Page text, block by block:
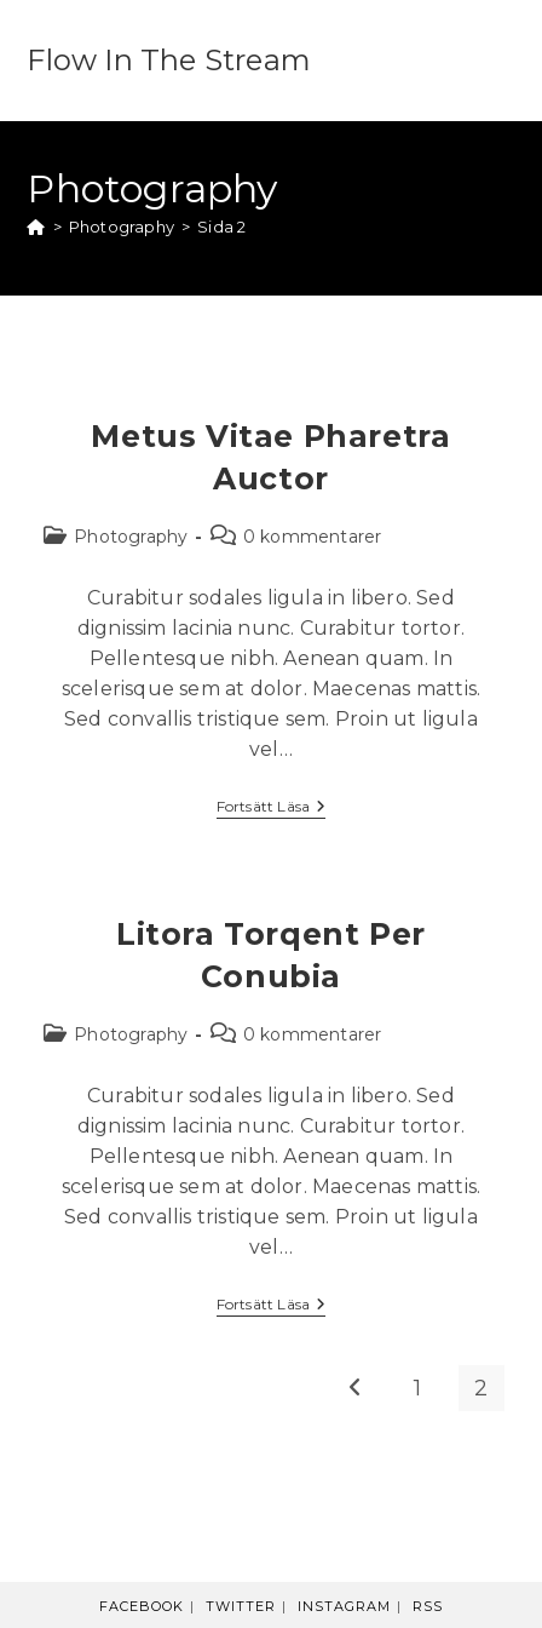
Flow In The Stream
Photography
> Photography > Sida 2
Metus Vitae Pharetra
Auctor
Photography 0 kommentarer
Curabitur sodales ligula in libero. Sed
dignissim lacinia nunc. Curabitur tortor.
Pellentesque nibh. Aenean quam. In
scelerisque sem at dolor. Maecenas mattis.
Sed convallis tristique sem. Proin ut ligula
vel…
Fortsätt Läsa
Litora Torqent Per
Conubia
Photography 0 kommentarer
Curabitur sodales ligula in libero. Sed
dignissim lacinia nunc. Curabitur tortor.
Pellentesque nibh. Aenean quam. In
scelerisque sem at dolor. Maecenas mattis.
Sed convallis tristique sem. Proin ut ligula
vel…
Fortsätt Läsa
1 2
FACEBOOK TWITTER INSTAGRAM RSS